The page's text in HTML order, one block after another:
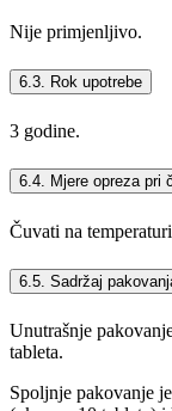
Nije primjenljivo.
6.3. Rok upotrebe
3 godine.
6.4. Mjere opreza pri
Čuvati na
6.5. Sadržaj
Unutrašnje
tableta.
Spoljnje pakovanje